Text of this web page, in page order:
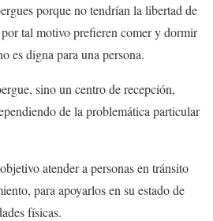
porque no tendrían la libertad de
tal motivo prefieren comer y dormir
es digna para una persona.
sino un centro de recepción,
de la problemática particular
atender a personas en tránsito
para apoyarlos en su estado de
físicas.